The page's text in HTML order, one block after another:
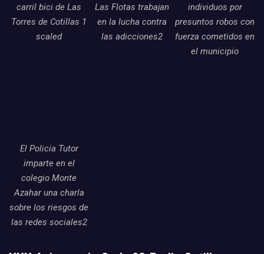
carril bici de Las
Torres de Cotillas 1
scaled
Las Flotas trabajan
en la lucha contra
las adicciones2
individuos por
presuntos robos con
fuerza cometidos en
el municipio
El Policia Tutor
imparte en el
colegio Monte
Azahar una charla
sobre los riesgos de
las redes sociales2